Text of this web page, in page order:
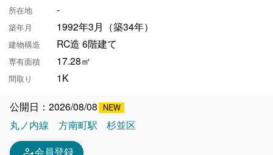
所在地 -
築年月 1992年3月（築34年）
建物構造 RC造 6階建て
専有面積 17.28㎡
間取り 1K
公開日：2026/08/08
丸ノ内線
方南町駅 杉並区
会員登録